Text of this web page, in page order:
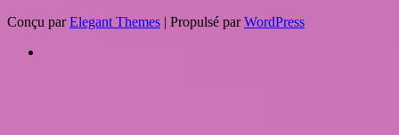
Conçu parElegant Themes | Propulsé parWordPress